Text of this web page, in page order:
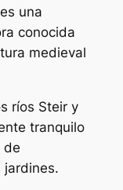
una
conocida
medieval
ríos Steir y
tranquilo
de
jardines.